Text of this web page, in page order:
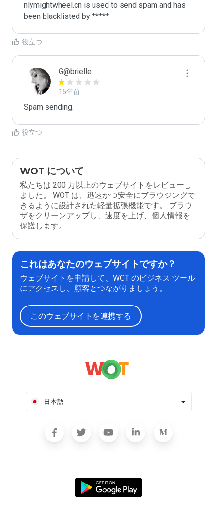
nlymightwheel.cn is used to send spam and has
been blacklisted by *****
役立つ
G@brielle
15年前
Spam sending.
役立つ
WOT について
私たちは 200 万以上のウェブサイトをレビューし
ました。 WOT は、迅速かつ安全にブラウジングで
きるように設計された軽量拡張機能です。 ブラウ
ザをクリーンアップし、速度を上げ、個人情報を
保護します。
これはあなたのウェブサイトですか？
ウェブサイトを申請して、WOT のビジネス ツール
にアクセスし、顧客とつながりましょう。
このウェブサイトを連携する
日本語